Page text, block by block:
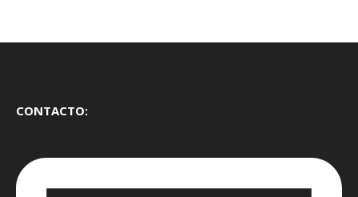
CONTACTO: